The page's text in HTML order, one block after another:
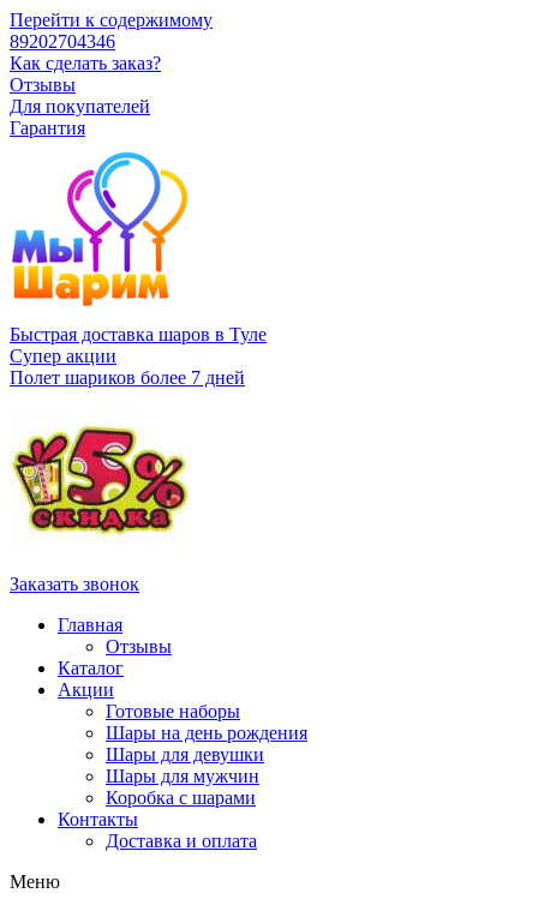
Перейти к содержимому
89202704346
Как сделать заказ?
Отзывы
Для покупателей
Гарантия
Быстрая доставка шаров в Туле
Супер акции
Полет шариков более 7 дней
Заказать звонок
Главная
Отзывы
Каталог
Акции
Готовые наборы
Шары на день рождения
Шары для девушки
Шары для мужчин
Коробка с шарами
Контакты
Доставка и оплата
Меню